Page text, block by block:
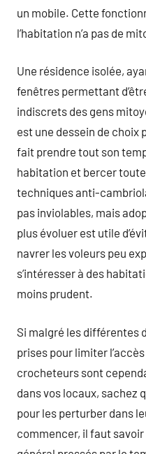
un mobile. Cette
l’habitation n’a pas de
Une résidence isolée,
fenêtres permettant
indiscrets des gens
est une dessein de choix
fait prendre tout son
habitation et bercer
techniques anti-
pas inviolables, mais
plus évoluer est utile
navrer les voleurs peu
s’intéresser à des
moins prudent.
Si malgré les différentes
prises pour limiter
crocheteurs sont
dans vos locaux, sachez
pour les perturber dans
commencer, il faut